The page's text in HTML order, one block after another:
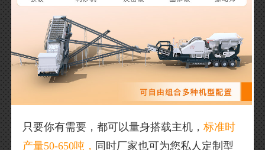
只要你有需要，都可以量身搭载主机，标准时
产量50-650吨， 同时厂家也可为您私人定制型